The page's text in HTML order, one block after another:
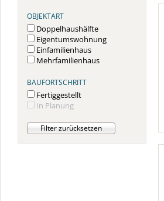
OBJEKTART
Doppelhaushälfte
Eigentumswohnung
Einfamilienhaus
Mehrfamilienhaus
BAUFORTSCHRITT
Fertiggestellt
In Planung